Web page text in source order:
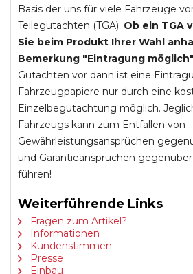
Basis der uns für viele Fahrzeuge
Teilegutachten (TGA). Ob ein TGA
Sie beim Produkt Ihrer Wahl
Bemerkung "Eintragung
Gutachten vor dann ist eine
Fahrzeugpapiere nur durch eine
Einzelbegutachtung möglich.
Fahrzeugs kann zum Entfallen von
Gewährleistungsansprüchen
und Garantieansprüchen
führen!
Weiterführende Links
Fragen zum Artikel?
Informationen
Kundenstimmen
Presse
Einbau